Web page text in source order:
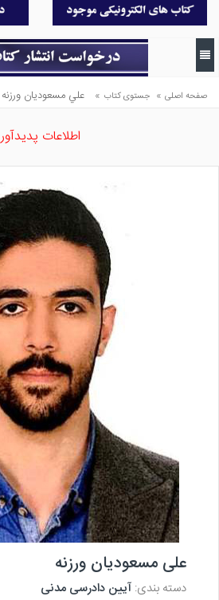
صفحه اصلی » جستوی کتاب » علي مسعوديان ورزنه
اطلاعات پدیدآور
علی مسعودیان ورزنه
دسته بندی: آیین دادرسی مدنی